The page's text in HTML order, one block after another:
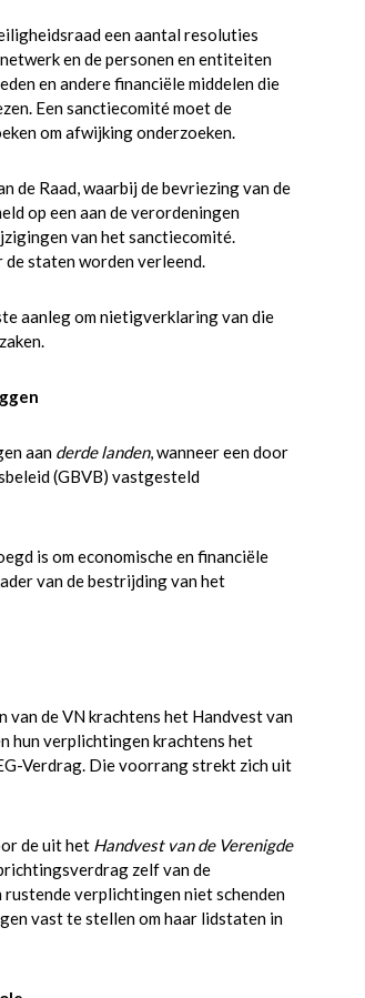
een aantal resoluties
en de personen en entiteiten
en andere financiële middelen die
Een sanctiecomité moet de
om afwijking onderzoeken.
de Raad, waarbij de bevriezing van de
op een aan de verordeningen
van het sanctiecomité.
staten worden verleend.
aanleg om nietigverklaring van die
aan derde landen, wanneer een door
(GBVB) vastgesteld
is om economische en financiële
van de bestrijding van het
de VN krachtens het Handvest van
hun verplichtingen krachtens het
Verdrag. Die voorrang strekt zich uit
de uit het Handvest van de Verenigde
zelf van de
rustende verplichtingen niet schenden
vast te stellen om haar lidstaten in